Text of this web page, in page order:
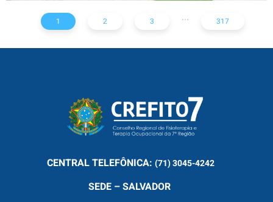
1 2 3 ... 317
CENTRALTELEFÔNICA: (71) 3045-4242
SEDE – SALVADOR